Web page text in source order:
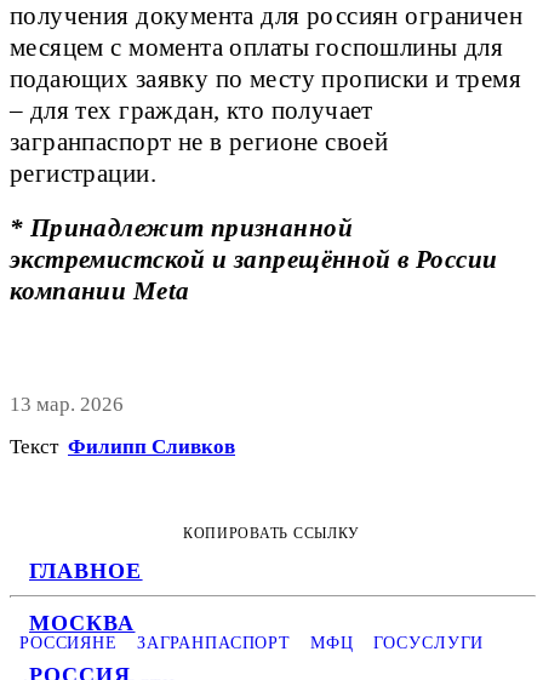
ГЛАВНОЕ
МОСКВА
РОССИЯ
получения документа для россиян ограничен
месяцем с момента оплаты госпошлины для
подающих заявку по месту прописки и тремя
– для тех граждан, кто получает
загранпаспорт не в регионе своей
регистрации.
* Принадлежит признанной
экстремистской и запрещённой в России
компании Meta
13 мар. 2026
Текст Филипп Сливков
КОПИРОВАТЬ ССЫЛКУ
РОССИЯНЕ ЗАГРАНПАСПОРТ МФЦ ГОСУСЛУГИ